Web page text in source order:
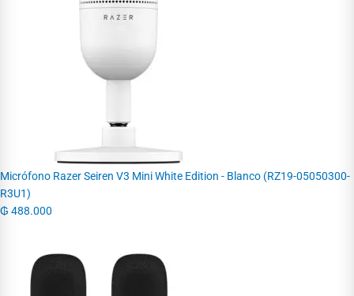
Micrófono Razer Seiren V3 Mini White Edition - Blanco (RZ19-05050300-
R3U1)
₲ 488.000